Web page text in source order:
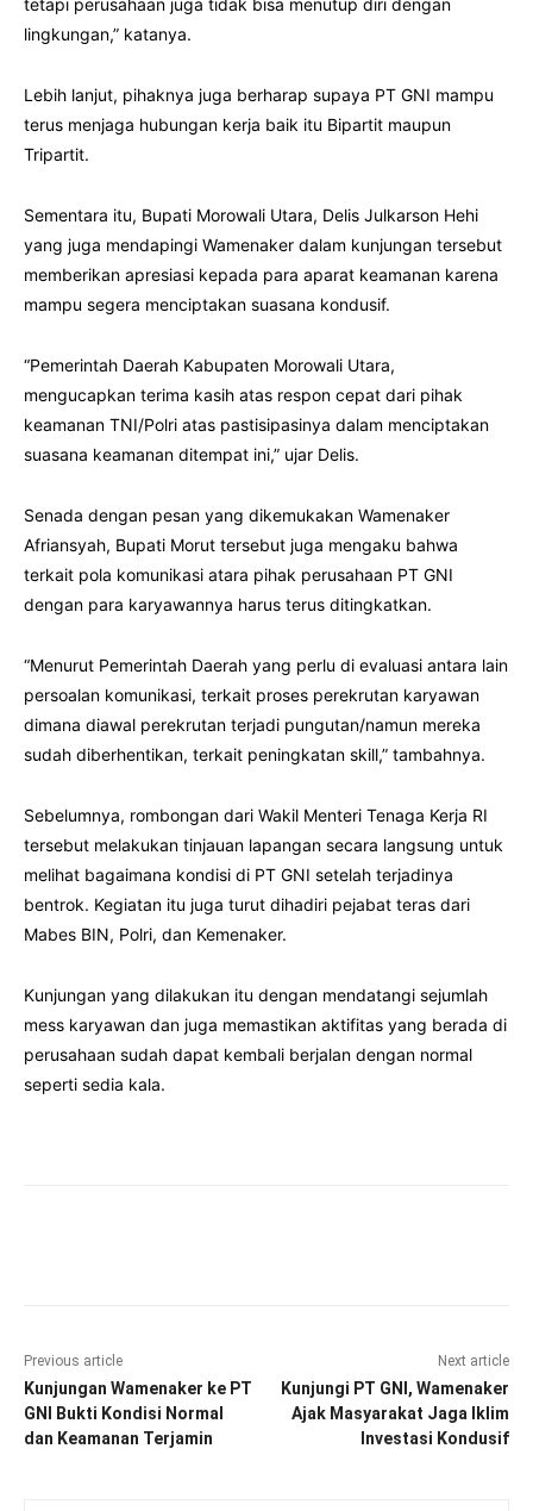
lingkungan,” katanya.
Lebih lanjut, pihaknya juga berharap supaya PT GNI mampu
terus menjaga hubungan kerja baik itu Bipartit maupun
Tripartit.
Sementara itu, Bupati Morowali Utara, Delis Julkarson Hehi
yang juga mendapingi Wamenaker dalam kunjungan tersebut
memberikan apresiasi kepada para aparat keamanan karena
mampu segera menciptakan suasana kondusif.
“Pemerintah Daerah Kabupaten Morowali Utara,
mengucapkan terima kasih atas respon cepat dari pihak
keamanan TNI/Polri atas pastisipasinya dalam menciptakan
suasana keamanan ditempat ini,” ujar Delis.
Senada dengan pesan yang dikemukakan Wamenaker
Afriansyah, Bupati Morut tersebut juga mengaku bahwa
terkait pola komunikasi atara pihak perusahaan PT GNI
dengan para karyawannya harus terus ditingkatkan.
“Menurut Pemerintah Daerah yang perlu di evaluasi antara lain
persoalan komunikasi, terkait proses perekrutan karyawan
dimana diawal perekrutan terjadi pungutan/namun mereka
sudah diberhentikan, terkait peningkatan skill,” tambahnya.
Sebelumnya, rombongan dari Wakil Menteri Tenaga Kerja RI
tersebut melakukan tinjauan lapangan secara langsung untuk
melihat bagaimana kondisi di PT GNI setelah terjadinya
bentrok. Kegiatan itu juga turut dihadiri pejabat teras dari
Mabes BIN, Polri, dan Kemenaker.
Kunjungan yang dilakukan itu dengan mendatangi sejumlah
mess karyawan dan juga memastikan aktifitas yang berada di
perusahaan sudah dapat kembali berjalan dengan normal
seperti sedia kala.
Previous article
Kunjungan Wamenaker ke PT
GNI Bukti Kondisi Normal
dan Keamanan Terjamin
Next article
Kunjungi PT GNI, Wamenaker
Ajak Masyarakat Jaga Iklim
Investasi Kondusif